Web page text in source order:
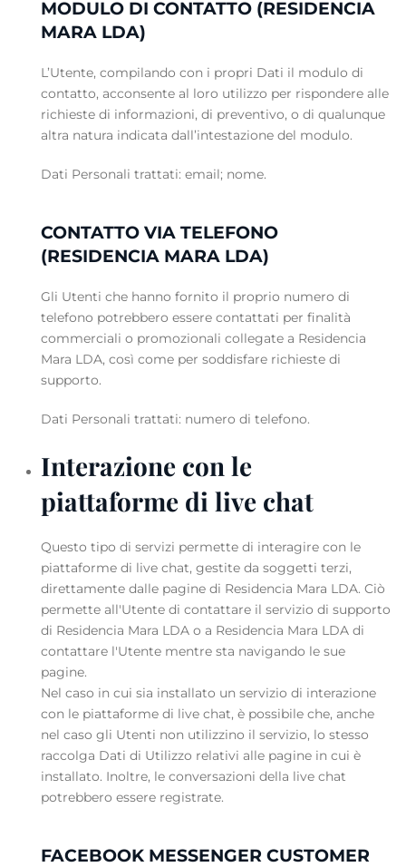
MODULO DI CONTATTO (RESIDENCIA
MARA LDA)
L’Utente, compilando con i propri Dati il modulo di
contatto, acconsente al loro utilizzo per rispondere alle
richieste di informazioni, di preventivo, o di qualunque
altra natura indicata dall’intestazione del modulo.
Dati Personali trattati: email; nome.
CONTATTO VIA TELEFONO
(RESIDENCIA MARA LDA)
Gli Utenti che hanno fornito il proprio numero di
telefono potrebbero essere contattati per finalità
commerciali o promozionali collegate a Residencia
Mara LDA, così come per soddisfare richieste di
supporto.
Dati Personali trattati: numero di telefono.
Interazione con le
piattaforme di live chat
Questo tipo di servizi permette di interagire con le
piattaforme di live chat, gestite da soggetti terzi,
direttamente dalle pagine di Residencia Mara LDA. Ciò
permette all'Utente di contattare il servizio di supporto
di Residencia Mara LDA o a Residencia Mara LDA di
contattare l'Utente mentre sta navigando le sue
pagine.
Nel caso in cui sia installato un servizio di interazione
con le piattaforme di live chat, è possibile che, anche
nel caso gli Utenti non utilizzino il servizio, lo stesso
raccolga Dati di Utilizzo relativi alle pagine in cui è
installato. Inoltre, le conversazioni della live chat
potrebbero essere registrate.
FACEBOOK MESSENGER CUSTOMER